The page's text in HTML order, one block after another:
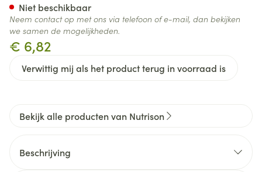
€ 6,82
Verwittig mij als het product terug in voorraad is
Niet beschikbaar
Neem contact op met ons via telefoon of e-mail, dan bekijken
we samen de mogelijkheden.
Bekijk alle producten van Nutrison
Beschrijving